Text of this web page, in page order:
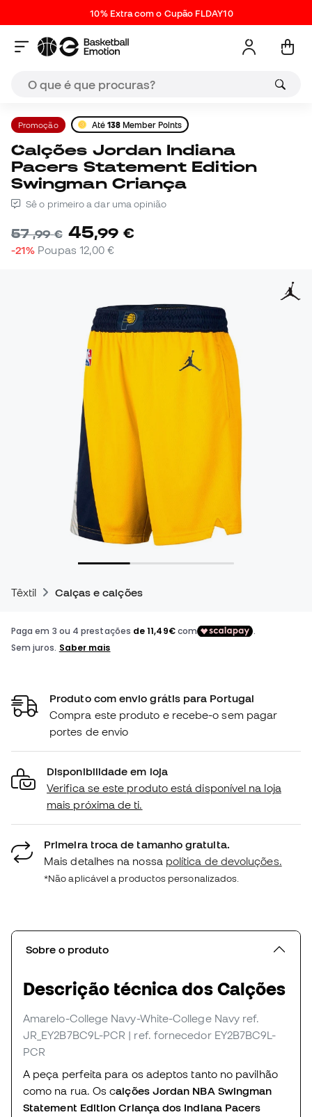
10% Extra com o Cupão FLDAY10
Promoção Até 138 Member Points
Calções Jordan Indiana
Pacers Statement Edition
Swingman Criança
Sê o primeiro a dar uma opinião
57,99 € 45,99 €
-21% Poupas 12,00 €
Têxtil Calças e calções
Produto com envio grátis para Portugal
Compra este produto e recebe-o sem pagar
portes de envio
Disponibilidade em loja
Verifica se este produto está disponível na loja
mais próxima de ti.
Primeira troca de tamanho gratuita.
Mais detalhes na nossa política de devoluções.
*Não aplicável a productos personalizados.
Sobre o produto
Descrição técnica dos Calções
Amarelo-College Navy-White-College Navy ref.
JR_EY2B7BC9L-PCR | ref. fornecedor EY2B7BC9L-
PCR
A peça perfeita para os adeptos tanto no pavilhão
como na rua. Os calções Jordan NBA Swingman
Statement Edition Criança dos Indiana Pacers